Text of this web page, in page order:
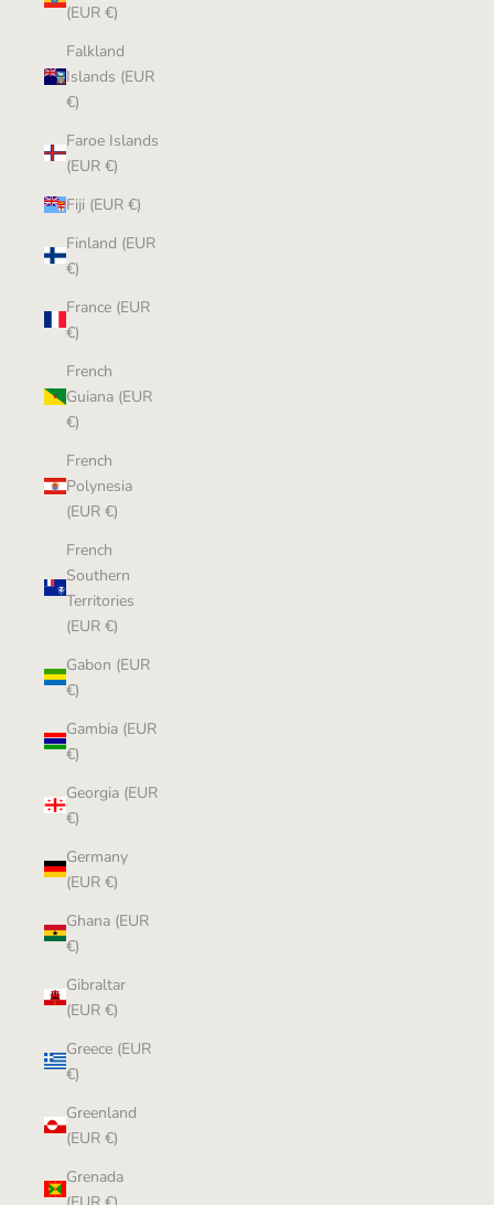
(EUR €)
Falkland
Islands (EUR
€)
Faroe Islands
(EUR €)
Fiji (EUR €)
Finland (EUR
€)
France (EUR
€)
French
Guiana (EUR
€)
French
Polynesia
(EUR €)
French
Southern
Territories
(EUR €)
Gabon (EUR
€)
Gambia (EUR
€)
Georgia (EUR
€)
Germany
(EUR €)
Ghana (EUR
€)
Gibraltar
(EUR €)
Greece (EUR
€)
Greenland
(EUR €)
Grenada